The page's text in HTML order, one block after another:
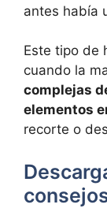
antes había
Este tipo de
cuando la
complejas
elementos
recorte o